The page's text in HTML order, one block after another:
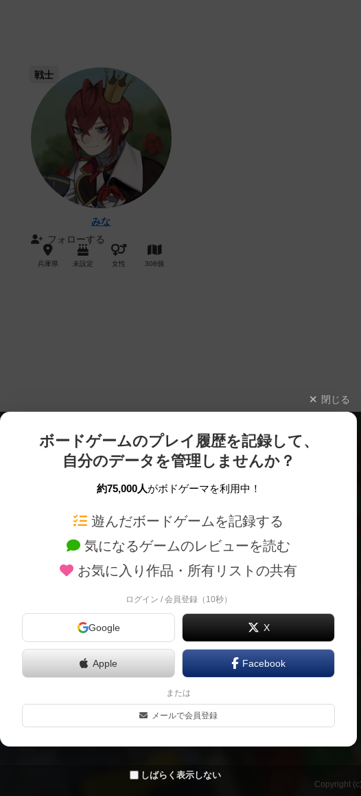
戦士
みな
フォローする
兵庫県 未設定 女性 308個
閉じる
ボードゲームのプレイ履歴を記録して、
自分のデータを管理しませんか？
約75,000人がボドゲーマを利用中！
遊んだボードゲームを記録する
気になるゲームのレビューを読む
お気に入り作品・所有リストの共有
ログイン / 会員登録（10秒）
Google X
Apple Facebook
または
メールで会員登録
しばらく表示しない
ボードゲームを検索する
ボードゲームの新着レビュー
メカニクス特集
ボドとも・会員一覧
ボードゲーム業界コラム
ボドゲーマご利用案内
新作・再入荷情報
定番ボードゲームの通販商品
国産ボードゲームの通販商品
子供向けボードゲームの通販商品
20分以下のボードゲームの通販商品
60分以上のボードゲームの通販商品
割引購入！ボドクーポンについて
クラウドファンディング ボドファン
Copyright (c)